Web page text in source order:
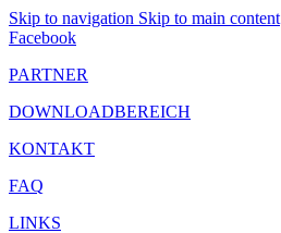
Skip to navigation Skip to main content
Facebook
PARTNER
DOWNLOADBEREICH
KONTAKT
FAQ
LINKS